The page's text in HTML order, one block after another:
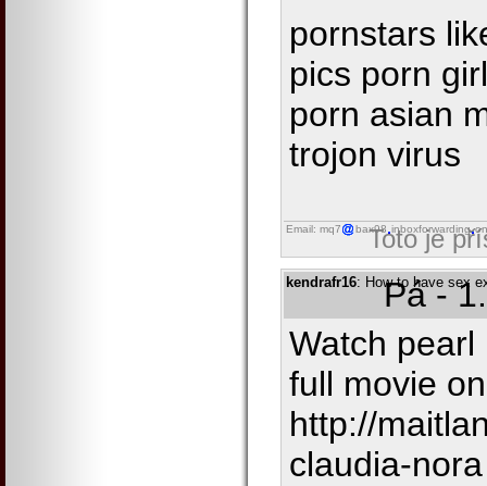
pornstars
pics porn
porn asian
trojon virus
Email: mq7 bax98 inboxforwarding
Toto je
kendrafr16: How to have sex
Pá -
Watch
full movie
http://
claudia-nora